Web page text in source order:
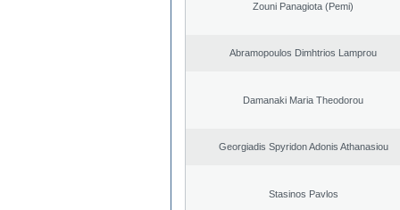
Zouni Panagiota (Pemi)
Abramopoulos Dimhtrios Lamprou
Damanaki Maria Theodorou
Georgiadis Spyridon Adonis Athanasiou
Stasinos Pavlos